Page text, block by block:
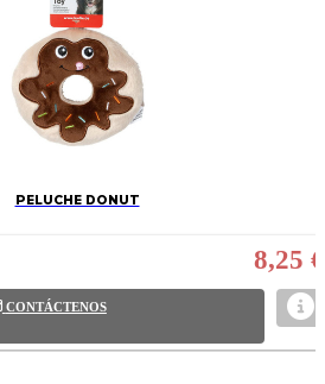
PELUCHE DONUT
8,25 €
CONTÁCTENOS